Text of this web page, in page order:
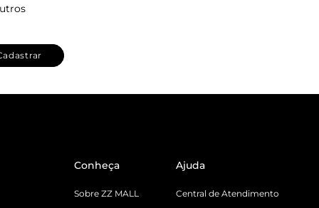
Conheça
Sobre ZZ MALL
Ajuda
Central de Atendimento